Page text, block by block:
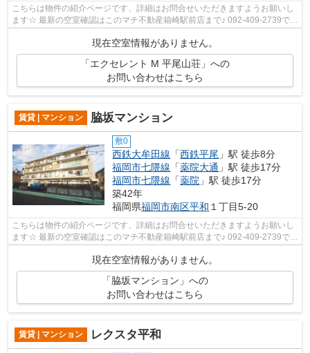
こちらは物件の紹介ページです、詳細はお問合せいただきますようお願いし
ます☆ 最新の空室確認はこのマチ不動産箱崎駅前店まで♪ 092-409-2739で
す！迅速に対応致します！！！！！♪
現在空室情報がありません。
「エクセレント M 平尾山荘」への
お問い合わせはこちら
賃貸 | マンション 脇坂マンション
敷0
西鉄大牟田線 「西鉄平尾 」駅 徒歩8分
福岡市七隈線 「薬院大通 」駅 徒歩17分
福岡市七隈線 「薬院 」駅 徒歩17分
築42年
福岡県福岡市南区平和 １丁目5-20
こちらは物件の紹介ページです、詳細はお問合せいただきますようお願いし
ます☆ 最新の空室確認はこのマチ不動産箱崎駅前店まで♪ 092-409-2739で
現在空室情報がありません。
「脇坂マンション」への
お問い合わせはこちら
賃貸 | マンション レクスタ平和